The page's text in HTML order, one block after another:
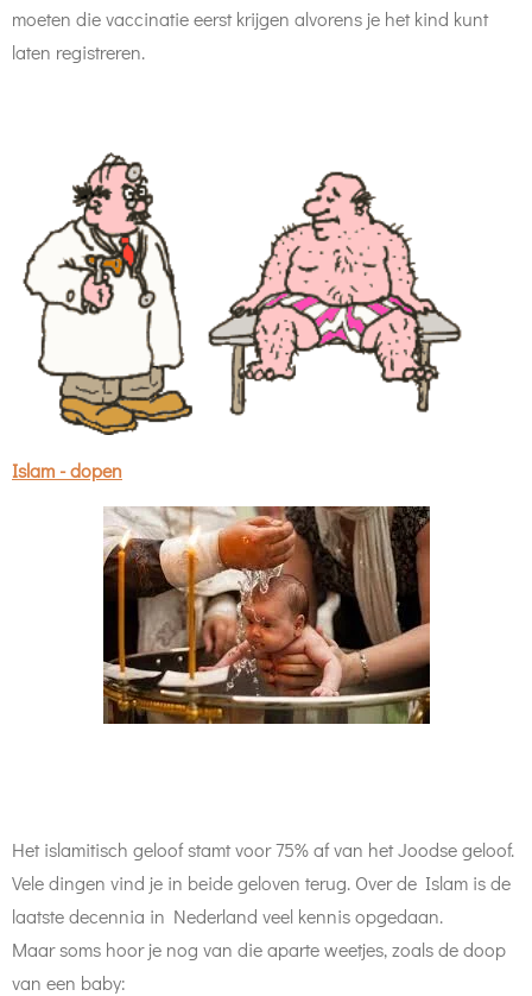
moeten die vaccinatie eerst krijgen alvorens je het kind kunt
laten registreren.
Islam - dopen
Het islamitisch geloof stamt voor 75% af van het Joodse geloof.
Vele dingen vind je in beide geloven terug. Over de Islam is de
laatste decennia in Nederland veel kennis opgedaan.
Maar soms hoor je nog van die aparte weetjes, zoals de doop
van een baby: